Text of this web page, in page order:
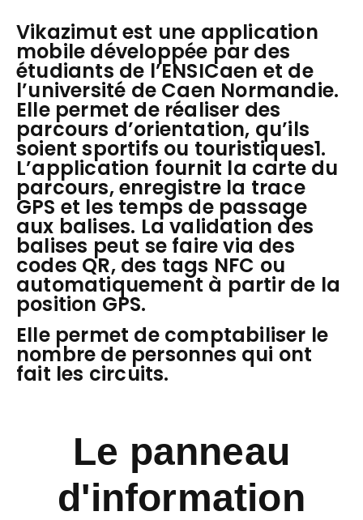
Vikazimut est une application
mobile développée par des
étudiants de l’ENSICaen et de
l’université de Caen Normandie.
Elle permet de réaliser des
parcours d’orientation, qu’ils
soient sportifs ou touristiques1.
L’application fournit la carte du
parcours, enregistre la trace
GPS et les temps de passage
aux balises. La validation des
balises peut se faire via des
codes QR, des tags NFC ou
automatiquement à partir de la
position GPS.
Elle permet de comptabiliser le
nombre de personnes qui ont
fait les circuits.
Le panneau
d'information